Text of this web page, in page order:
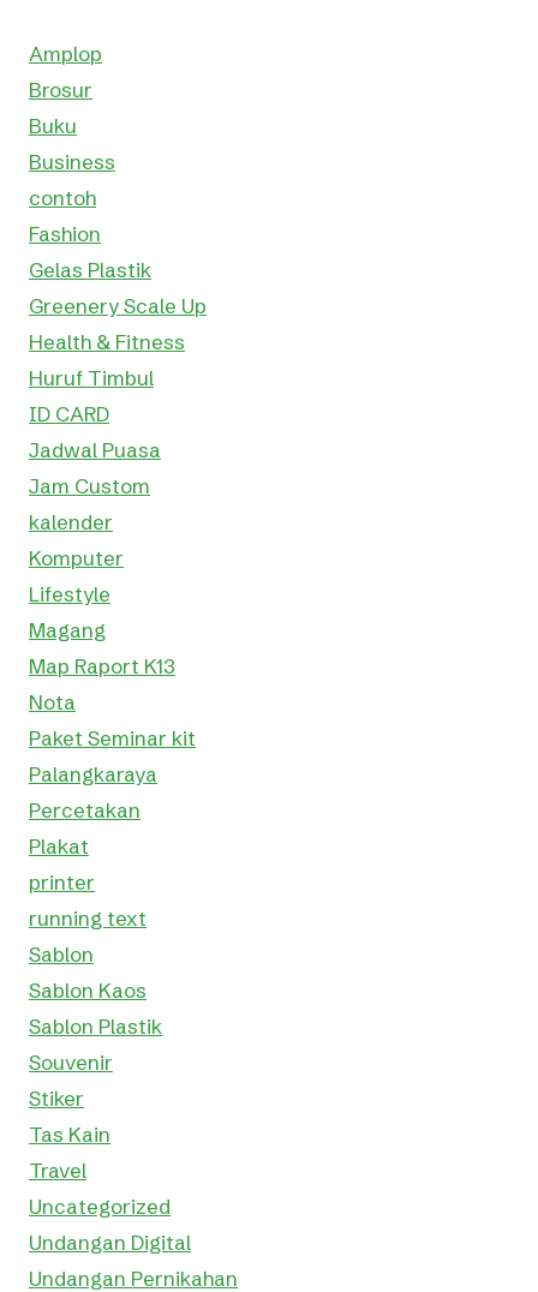
Amplop
Brosur
Buku
Business
contoh
Fashion
Gelas Plastik
Greenery Scale Up
Health & Fitness
Huruf Timbul
ID CARD
Jadwal Puasa
Jam Custom
kalender
Komputer
Lifestyle
Magang
Map Raport K13
Nota
Paket Seminar kit
Palangkaraya
Percetakan
Plakat
printer
running text
Sablon
Sablon Kaos
Sablon Plastik
Souvenir
Stiker
Tas Kain
Travel
Uncategorized
Undangan Digital
Undangan Pernikahan